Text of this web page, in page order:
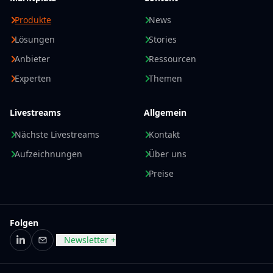
Produkte
Lösungen
Anbieter
Experten
News
Stories
Ressourcen
Themen
Livestreams
Nächste Livestreams
Aufzeichnungen
Allgemein
Kontakt
Über uns
Preise
Folgen
LinkedIn
E-MailNewsletter +